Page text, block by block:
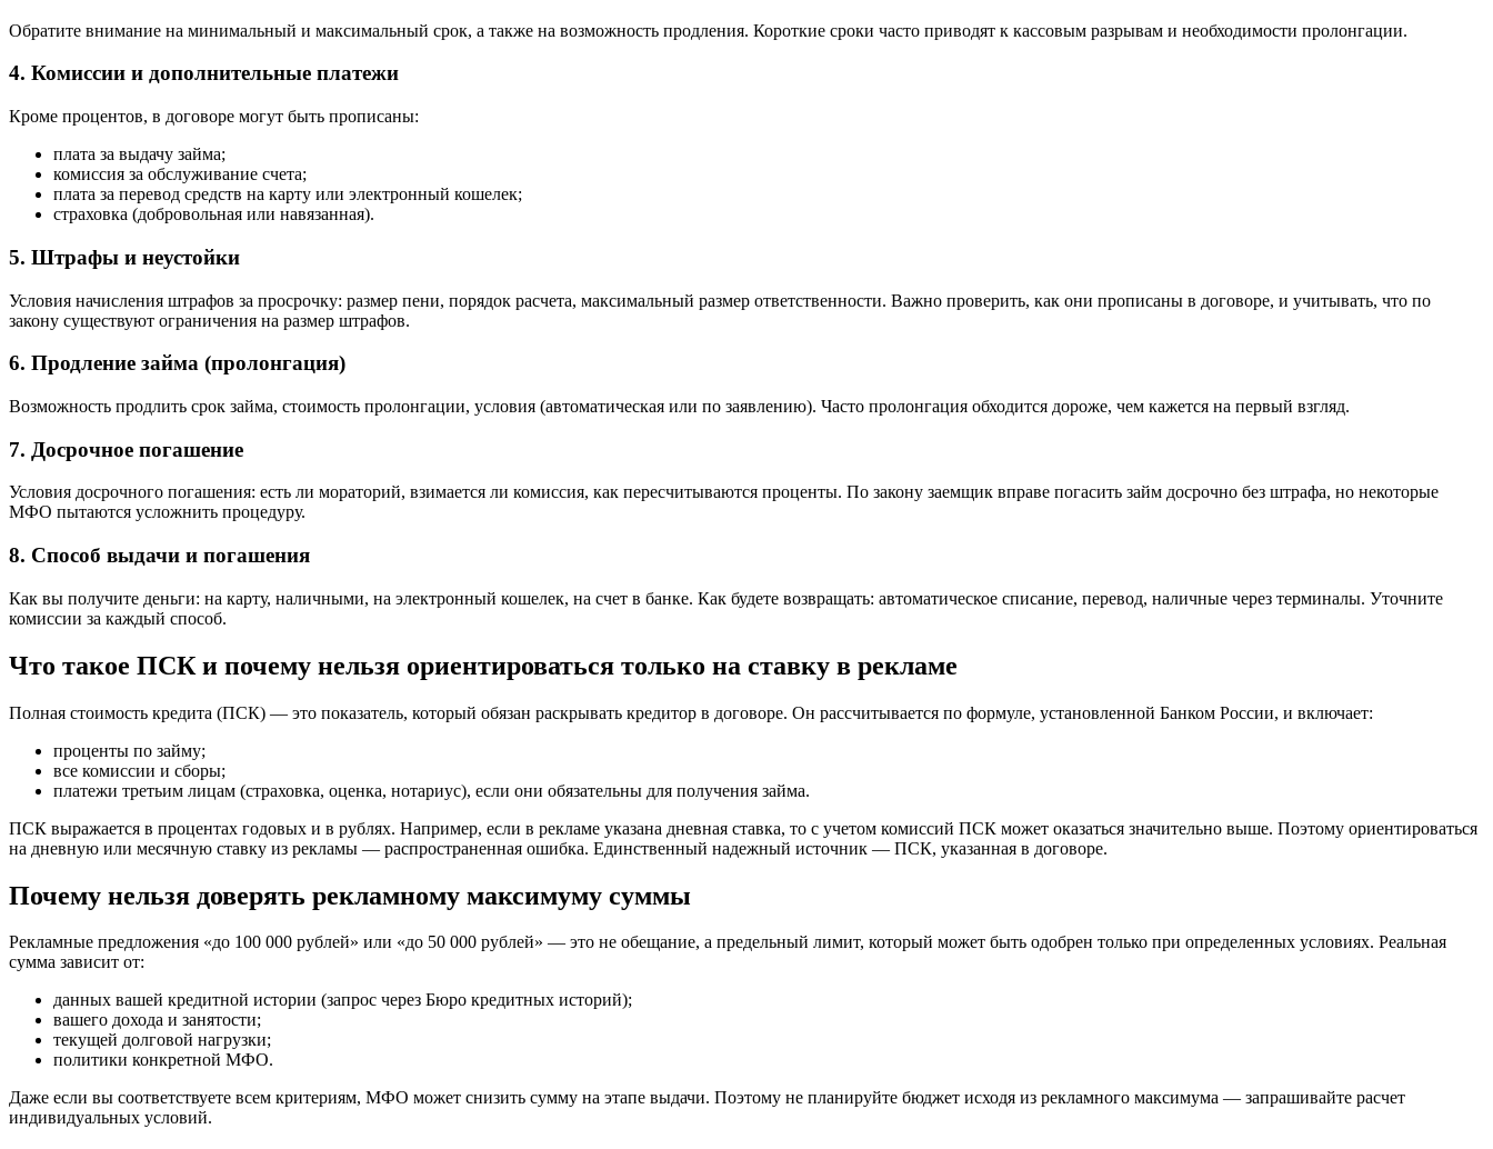
Обратите внимание на минимальный и максимальный срок, а также на возможность продления. Короткие сроки часто приводят к кассовым разрывам и необходимости пролонгации.
4. Комиссии и дополнительные платежи
Кроме процентов, в договоре могут быть прописаны:
плата за выдачу займа;
комиссия за обслуживание счета;
плата за перевод средств на карту или электронный кошелек;
страховка (добровольная или навязанная).
5. Штрафы и неустойки
Условия начисления штрафов за просрочку: размер пени, порядок расчета, максимальный размер ответственности. Важно проверить, как они прописаны в договоре, и учитывать, что по
закону существуют ограничения на размер штрафов.
6. Продление займа (пролонгация)
Возможность продлить срок займа, стоимость пролонгации, условия (автоматическая или по заявлению). Часто пролонгация обходится дороже, чем кажется на первый взгляд.
7. Досрочное погашение
Условия досрочного погашения: есть ли мораторий, взимается ли комиссия, как пересчитываются проценты. По закону заемщик вправе погасить займ досрочно без штрафа, но некоторые
МФО пытаются усложнить процедуру.
8. Способ выдачи и погашения
Как вы получите деньги: на карту, наличными, на электронный кошелек, на счет в банке. Как будете возвращать: автоматическое списание, перевод, наличные через терминалы. Уточните
комиссии за каждый способ.
Что такое ПСК и почему нельзя ориентироваться только на ставку в рекламе
Полная стоимость кредита (ПСК) — это показатель, который обязан раскрывать кредитор в договоре. Он рассчитывается по формуле, установленной Банком России, и включает:
проценты по займу;
все комиссии и сборы;
платежи третьим лицам (страховка, оценка, нотариус), если они обязательны для получения займа.
ПСК выражается в процентах годовых и в рублях. Например, если в рекламе указана дневная ставка, то с учетом комиссий ПСК может оказаться значительно выше. Поэтому ориентироваться
на дневную или месячную ставку из рекламы — распространенная ошибка. Единственный надежный источник — ПСК, указанная в договоре.
Почему нельзя доверять рекламному максимуму суммы
Рекламные предложения «до 100 000 рублей» или «до 50 000 рублей» — это не обещание, а предельный лимит, который может быть одобрен только при определенных условиях. Реальная
сумма зависит от:
данных вашей кредитной истории (запрос через Бюро кредитных историй);
вашего дохода и занятости;
текущей долговой нагрузки;
политики конкретной МФО.
Даже если вы соответствуете всем критериям, МФО может снизить сумму на этапе выдачи. Поэтому не планируйте бюджет исходя из рекламного максимума — запрашивайте расчет
индивидуальных условий.